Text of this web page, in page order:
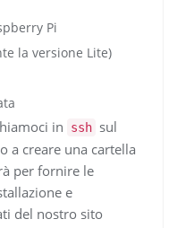
Pi
la versione Lite)
in ssh sul
a creare una cartella
per fornire le
e
del nostro sito